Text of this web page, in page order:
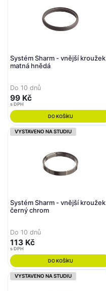
Systém Sharm - vnější kroužek
matná hnědá
Do 10 dnů
99 Kč
s DPH
DO KOŠÍKU
VYSTAVENO NA STUDIU
Systém Sharm - vnější kroužek
černý chrom
Do 10 dnů
113 Kč
s DPH
DO KOŠÍKU
VYSTAVENO NA STUDIU